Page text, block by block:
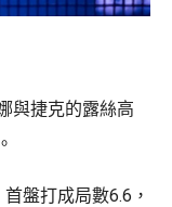
與捷克的露絲高
盤打成局數6.6，